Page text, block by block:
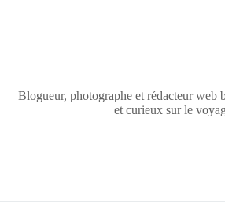
Blogueur, photographe et rédacteur web
et curieux sur le